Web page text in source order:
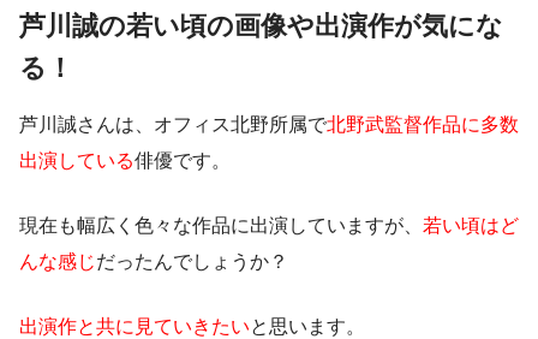
芦川誠の若い頃の画像や出演作が気にな
る！
芦川誠さんは、オフィス北野所属で北野武監督作品に多数
出演している俳優です。
現在も幅広く色々な作品に出演していますが、 若い頃はど
んな感じだったんでしょうか？
出演作と共に見ていきたいと思います。